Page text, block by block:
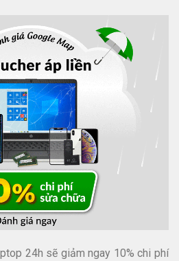
24h sẽ giảm ngay 10% chi phí